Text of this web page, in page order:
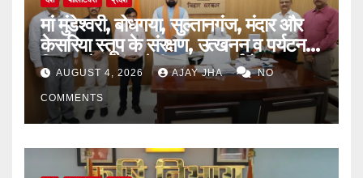
मां मुंडेश्वरी, बोधगया, सुल्तानगंज, मंदार और
केसरिया स्तूप के संरक्षण, उत्खनन व पर्यटन
विकास के लिए बनेगी व्यापक कार्ययोजना
AUGUST 4, 2026 AJAY JHA NO
COMMENTS